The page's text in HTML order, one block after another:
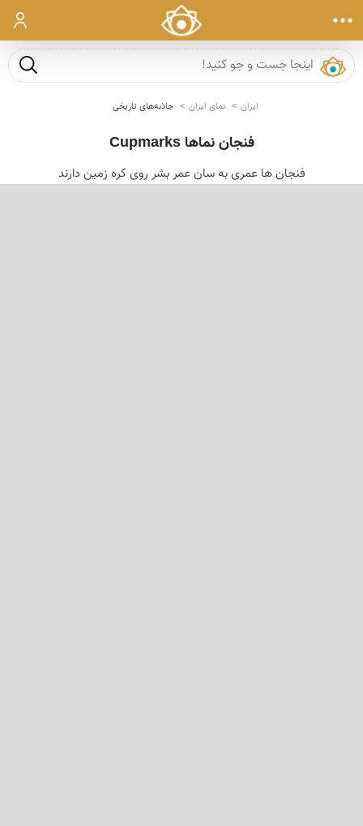
ورود
جست و
ایران نمای ایران جاذبه‌های تاریخی
فنجان نماها Cupmarks
فنجان ها عمری به سان عمر بشر روی کره زمین دارند